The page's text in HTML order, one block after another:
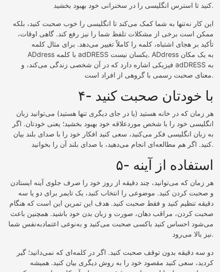
کنید تا استرس انگلیسی را در سخنرانی خود بهبود بخشید.
این کار نه‌تنها به شما کمک می‌کند تا انگلیسی را خوب صحبت کنید، بلکه
ممکن است برخی از مشکلات تلفظ شما را نیز رفع کند. گاهی اوقات،
تأکید بر هجای اشتباه، کلمه را کاملاً تغییر می‌دهد. برای مثال کلمه
ADdress با کلمه adDRESS یکسان نیست. ADdress به یک مکان
فیزیکی اشاره دارد که در آن شخصی زندگی می‌کند، و adDRESS به
معنای صحبت رسمی با گروهی از افراد است.
۴- با خودتان صحبت کنید
هر زمان که در خانه هستید (یا در جای دیگری تنها هستید) می‌توانید زبان
انگلیسی خود را با شخص موردعلاقه خود بهبود بخشید؛ یعنی خودتان. اگر
به زبان انگلیسی فکر می‌کنید، سعی کنید افکار خود را با صدای بلند بیان
کنید. اگر هم مطالعه‌ای انجام می‌دهید، با صدای بلند آن را بخوانید.
۵- استفاده از آینه
هر زمان که می‌توانید، چند دقیقه از روز خود را صرف جلوی آینه ایستادن
و صحبت کردن کنید. موضوعی را انتخاب کنید، یک تایمر برای دو یا سه
دقیقه تنظیم کنید و فقط صحبت کنید. هدف این تمرین این است که هنگام
صحبت کردن، مراقب دهان، صورت و زبان بدن خود باشید. همچنین باعث
می‌شود احساس کنید باکسی صحبت می‌کنید و به‌نوعی اعتمادبه‌نفس شما
نیز بالا می‌رود.
دو سه دقیقه بدون توقف صحبت کنید. اگر در کلمه‌ای که نمی‌دانید؛ گیر
کردید، سعی کنید مقصود خود را به روش دیگری بیان کنید. همیشه